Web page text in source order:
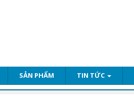
SẢN PHẨM TIN TỨC